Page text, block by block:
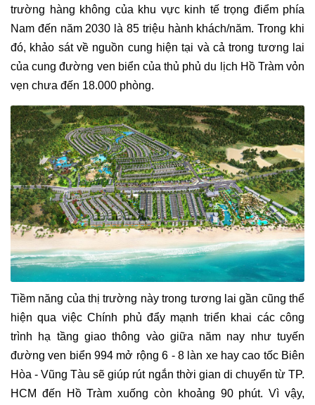
trường hàng không của khu vực kinh tế trọng điểm phía
Nam đến năm 2030 là 85 triệu hành khách/năm. Trong khi
đó, khảo sát về nguồn cung hiện tại và cả trong tương lai
của cung đường ven biển của thủ phủ du lịch Hồ Tràm vỏn
vẹn chưa đến 18.000 phòng.
Tiềm năng của thị trường này trong tương lai gần cũng thể
hiện qua việc Chính phủ đẩy mạnh triển khai các công
trình hạ tầng giao thông vào giữa năm nay như tuyến
đường ven biển 994 mở rộng 6 - 8 làn xe hay cao tốc Biên
Hòa - Vũng Tàu sẽ giúp rút ngắn thời gian di chuyển từ TP.
HCM đến Hồ Tràm xuống còn khoảng 90 phút. Vì vậy,